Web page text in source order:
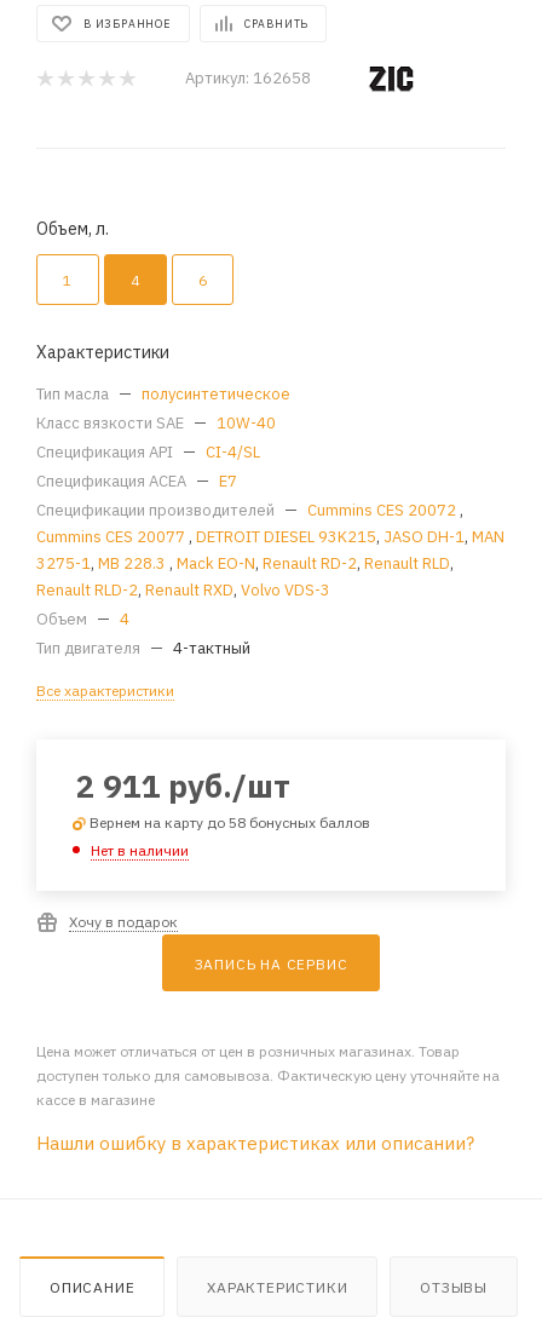
В ИЗБРАННОЕ СРАВНИТЬ
Артикул: 162658
Объем, л.
1 4 6
Характеристики
Тип масла — полусинтетическое
Класс вязкости SAE — 10W-40
Спецификация API — CI-4/SL
Спецификация ACEA — E7
Спецификации производителей — Cummins CES 20072,
Cummins CES 20077 , DETROIT DIESEL 93K215, JASO DH-1, MAN
3275-1, MB 228.3 , Mack EO-N, Renault RD-2, Renault RLD,
Renault RLD-2, Renault RXD, Volvo VDS-3
Объем — 4
Тип двигателя — 4-тактный
Все характеристики
2 911 руб./шт
Вернем на карту до 58 бонусных баллов
Нет в наличии
Хочу в подарок
ЗАПИСЬ НА СЕРВИС
Цена может отличаться от цен в розничных магазинах. Товар
доступен только для самовывоза. Фактическую цену уточняйте на
кассе в магазине
Нашли ошибку в характеристиках или описании?
ОПИСАНИЕ ХАРАКТЕРИСТИКИ ОТЗЫВЫ